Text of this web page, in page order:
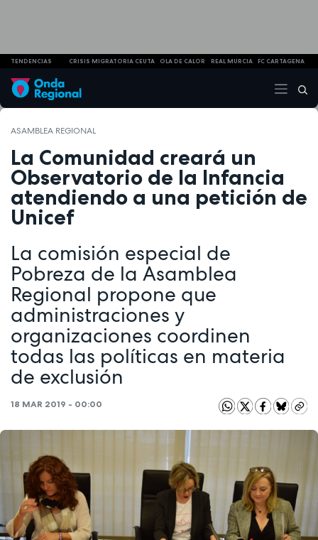
TENDENCIAS CRISIS MIGRATORIA CEUTA OLA DE CALOR REAL MURCIA FC CARTAGENA
ASAMBLEA REGIONAL
La Comunidad creará un
Observatorio de la Infancia
atendiendo a una petición de
Unicef
La comisión especial de
Pobreza de la Asamblea
Regional propone que
administraciones y
organizaciones coordinen
todas las políticas en materia
de exclusión
18 MAR 2019 - 00:00